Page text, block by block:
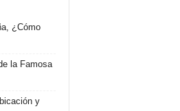
¿Cómo
la Famosa
y